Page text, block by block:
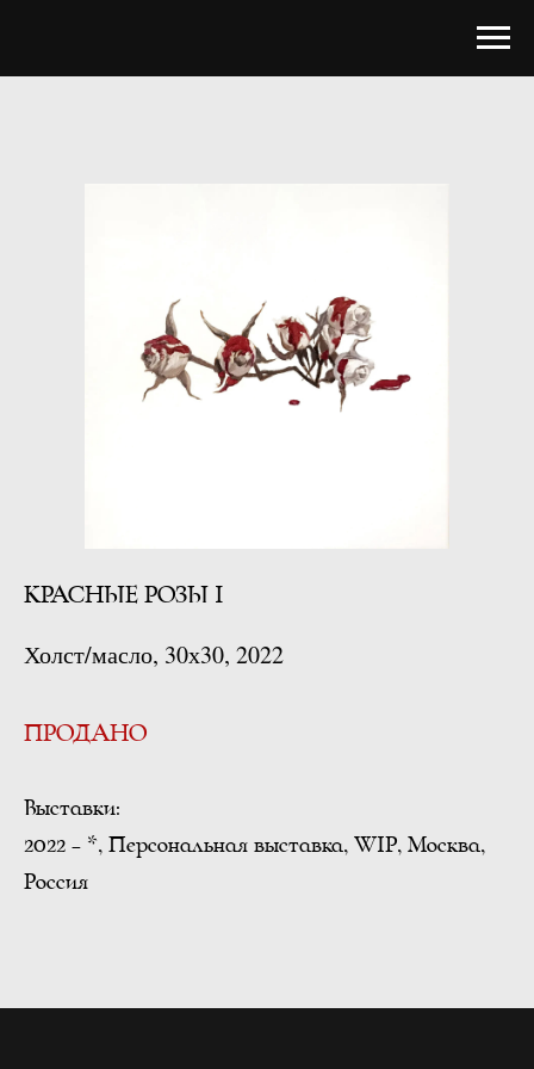
КРАСНЫЕ РОЗЫ I
Холст/масло, 30х30, 2022
ПРОДАНО
Выставки:
2022 - *, Персональная выставка, WIP, Москва,
Россия